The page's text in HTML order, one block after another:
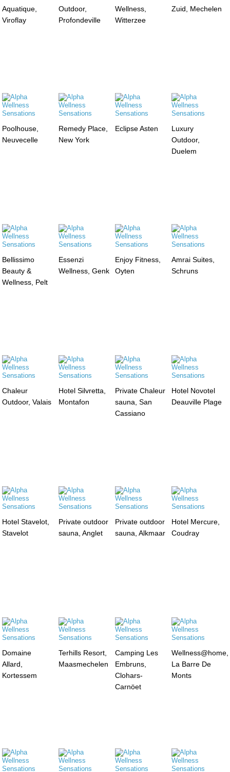
Aquatique,
Viroflay
Outdoor,
Profondeville
Wellness,
Witterzee
Zuid, Mechelen
Poolhouse,
Neuvecelle
Remedy Place,
New York
Eclipse Asten
Luxury
Outdoor,
Duelem
Bellissimo
Beauty &
Wellness, Pelt
Essenzi
Wellness, Genk
Enjoy Fitness,
Oyten
Amrai Suites,
Schruns
Chaleur
Outdoor, Valais
Hotel Silvretta,
Montafon
Private Chaleur
sauna, San
Cassiano
Hotel Novotel
Deauville Plage
Hotel Stavelot,
Stavelot
Private outdoor
sauna, Anglet
Private outdoor
sauna, Alkmaar
Hotel Mercure,
Coudray
Domaine
Allard,
Kortessem
Terhills Resort,
Maasmechelen
Camping Les
Embruns,
Clohars-
Carnöet
Wellness@home,
La Barre De
Monts